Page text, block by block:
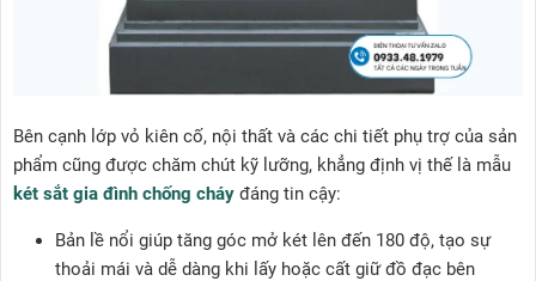
Bên cạnh lớp vỏ kiên cố, nội thất và các chi tiết phụ trợ của sản
phẩm cũng được chăm chút kỹ lưỡng, khẳng định vị thế là mẫu
két sắt gia đình chống cháy đáng tin cậy:
Bản lề nổi giúp tăng góc mở két lên đến 180 độ, tạo sự
thoải mái và dễ dàng khi lấy hoặc cất giữ đồ đạc bên